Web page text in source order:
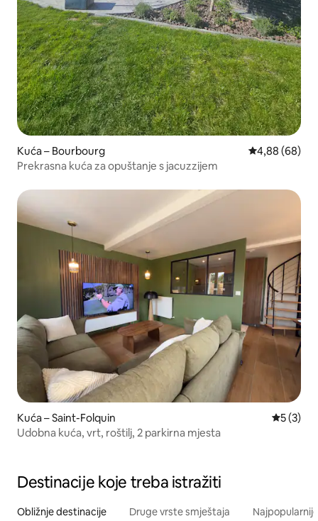
Kuća – Bourbourg Prosječna
4,88 (68)
Prekrasna kuća za opuštanje s jacuzzijem
Kuća – Saint-Folquin
5 (3)
Udobna kuća, vrt, roštilj, 2 parkirna mjesta
Destinacije koje treba istražiti
Obližnje destinacije Druge vrste smještaja